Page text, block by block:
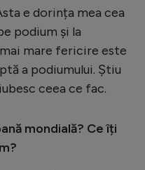
e dorința mea cea
podium și la
mare fericire este
a podiumului. Știu
ceea ce fac.
mondială? Ce îți